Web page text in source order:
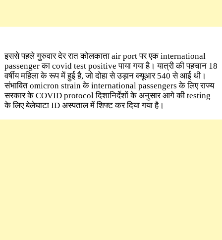
इससे पहले गुरुवार देर रात कोलकाता air port पर एक international
passenger का covid test positive पाया गया है। यात्री की पहचान 18
वर्षीय महिला के रूप में हुई है, जो दोहा से उड़ान क्यूआर 540 से आई थी।
संभावित omicron strain के international passengers के लिए राज्य
सरकार के COVID protocol दिशानिर्देशों के अनुसार आगे की testing
के लिए बेलेघाटा ID अस्पताल में शिफ्ट कर दिया गया है।